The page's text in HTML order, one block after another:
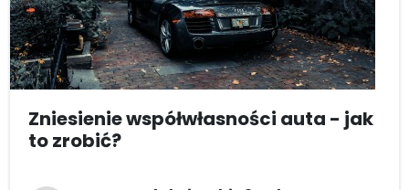
Zniesienie współwłasności auta - jak
to zrobić?